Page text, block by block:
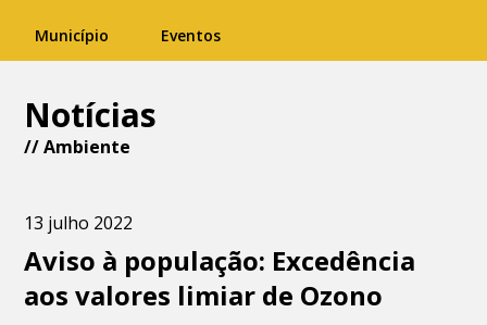
Município Eventos
Notícias
//Ambiente
13 julho 2022
Aviso à população: Excedência
aos valores limiar de Ozono